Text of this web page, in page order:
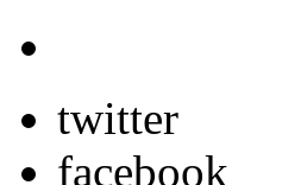
twitter
facebook